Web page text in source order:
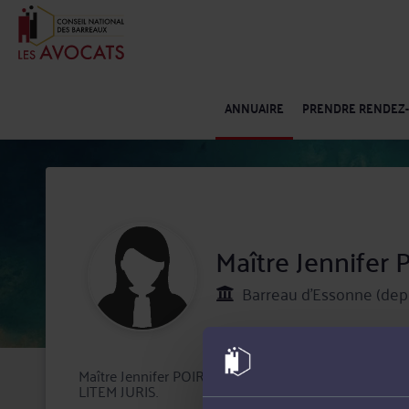
ANNUAIRE PRENDRE
Maître Jennifer
Barreau d'Essonne
Maître Jennifer POIRRET exerce son activité
LITEM JURIS.